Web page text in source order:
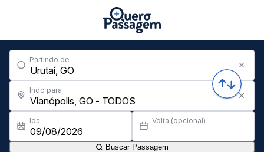
Partindo de
Indo para
Ida Volta (opcional)
Buscar Passagem